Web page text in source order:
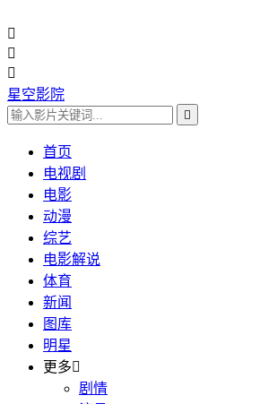



星空影院

首页
电视剧
电影
动漫
综艺
电影解说
体育
新闻
图库
明星
更多
剧情